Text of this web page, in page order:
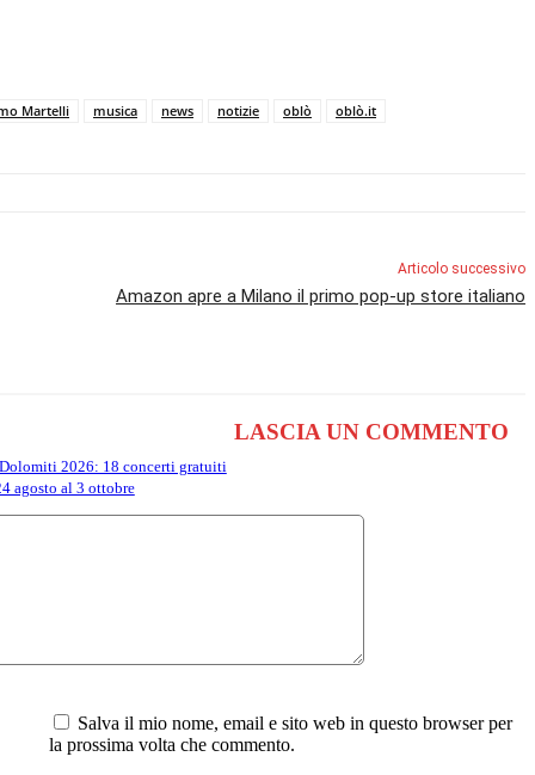
Martelli musica news notizie oblò
oblò.it
Articolo successivo
Amazon apre a Milano il primo pop-up store italiano
2026: 18 concerti gratuiti
agosto al 3 ottobre
LASCIA UN COMMENTO
Commento:
Salva il mio nome, email e sito web in questo browser per
la prossima volta che commento.